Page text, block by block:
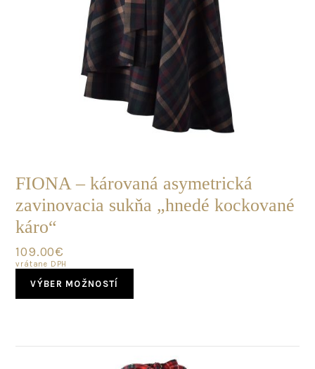
FIONA – károvaná asymetrická
zavinovacia sukňa „hnedé kockované
káro“
109.00€
vrátane DPH
VÝBER MOŽNOSTÍ
The
options